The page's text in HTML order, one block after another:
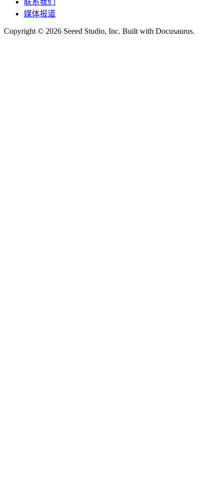
媒体报道
Copyright © 2026 Seeed Studio, Inc. Built with Docusaurus.